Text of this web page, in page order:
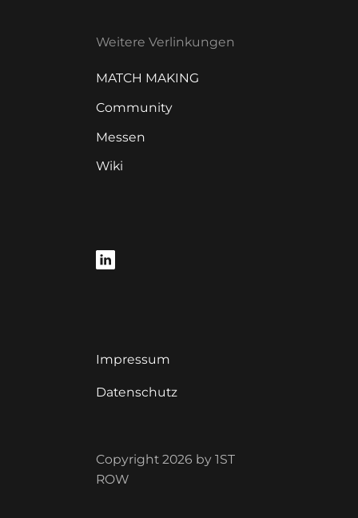
Weitere Verlinkungen
MATCH MAKING
Community
Messen
Wiki
Impressum
Datenschutz
Copyright 2026 by 1ST
ROW